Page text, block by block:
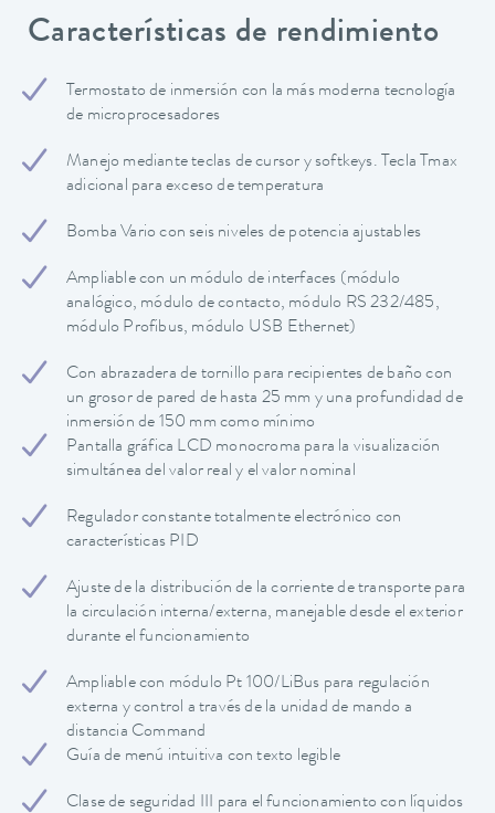
Características de rendimiento
Termostato de inmersión con la más moderna tecnología
de microprocesadores
Manejo mediante teclas de cursor y softkeys. Tecla Tmax
adicional para exceso de temperatura
Bomba Vario con seis niveles de potencia ajustables
Ampliable con un módulo de interfaces (módulo
analógico, módulo de contacto, módulo RS 232/485,
módulo Profibus, módulo USB Ethernet)
Con abrazadera de tornillo para recipientes de baño con
un grosor de pared de hasta 25 mm y una profundidad de
inmersión de 150 mm como mínimo
Pantalla gráfica LCD monocroma para la visualización
simultánea del valor real y el valor nominal
Regulador constante totalmente electrónico con
características PID
Ajuste de la distribución de la corriente de transporte para
la circulación interna/externa, manejable desde el exterior
durante el funcionamiento
Ampliable con módulo Pt 100/LiBus para regulación
externa y control a través de la unidad de mando a
distancia Command
Guía de menú intuitiva con texto legible
Clase de seguridad III para el funcionamiento con líquidos